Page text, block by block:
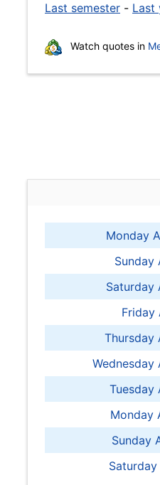
Last semester - Last
Watch quotes in
Monday
Sunday
Saturday
Friday
Thursday
Tuesday
Monday
Sunday